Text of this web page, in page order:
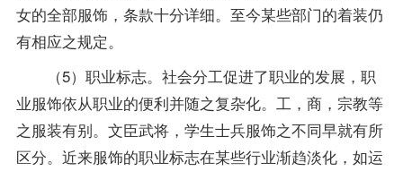
女的全部服饰，条款十分详细。至今某些部门的着装仍
有相应之规定。
（5）职业标志。社会分工促进了职业的发展，职
业服饰依从职业的便利并随之复杂化。工，商，宗教等
之服装有别。文臣武将，学生士兵服饰之不同早就有所
区分。近来服饰的职业标志在某些行业渐趋淡化，如运